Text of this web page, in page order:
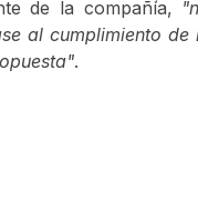
de la compañía,
al cumplimiento
.